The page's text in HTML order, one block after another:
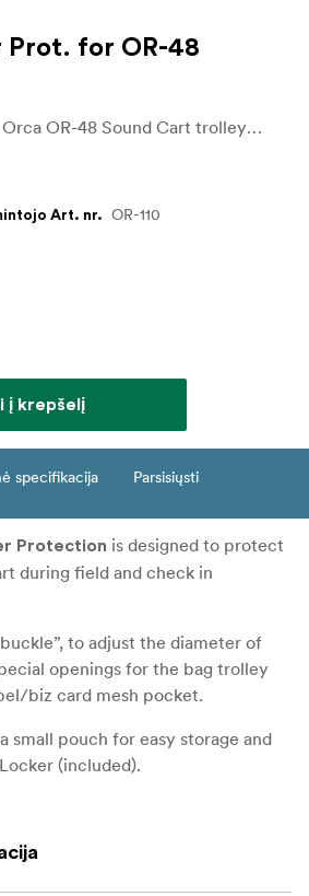
Prot. for OR-48
Protecting cover for Orca OR-48 Sound Cart trolley bag
Art. nr. OR-110
į krepšelį
specifikacija Parsisiųsti
Protection is designed to protect
during field and check in
to adjust the diameter of
openings for the bag trolley
biz card mesh pocket.
small pouch for easy storage and
(included).